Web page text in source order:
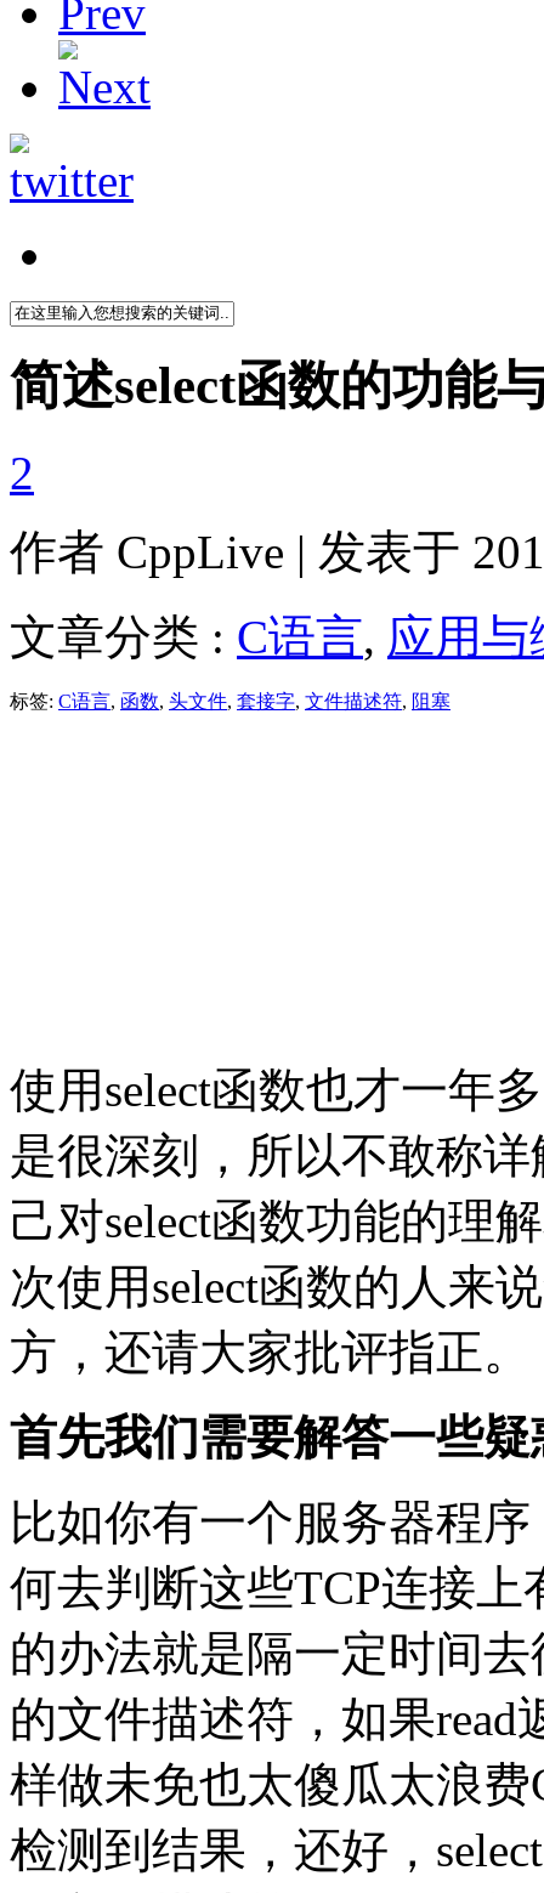
简述select函数的功能
2
作者 CppLive | 发表于
文章分类 : C语言, 应用与
标签: C语言, 函数, 头文件, 套接字, 文件描述符, 阻塞
使用select函数也才一年
是很深刻，所以不敢称
己对select函数功能的理
次使用select函数的人来
方，还请大家批评指正。
首先我们需要解答一些
比如你有一个服务器程
何去判断这些TCP连接
的办法就是隔一定时间
的文件描述符，如果
样做未免也太傻瓜太浪
检测到结果，还好，